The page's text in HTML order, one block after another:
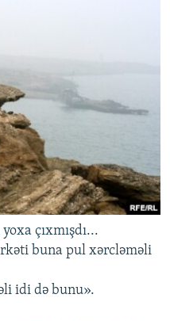
çıxmışdı...
buna pul xərcləməli
idi də bunu».